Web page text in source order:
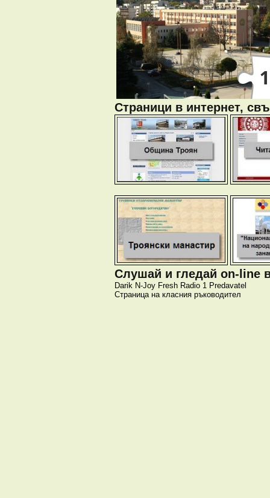
Страници в интернет,
Слушай и гледай on-line
Darik N-Joy Fresh Radio 1 Predavatel
Страница на класния ръководител